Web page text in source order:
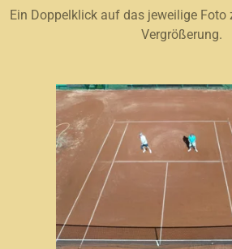
Ein Doppelklick auf das jeweilige Foto
Vergrößerung.